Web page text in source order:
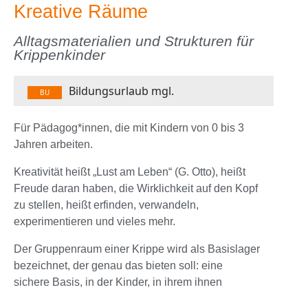
Kreative Räume
Alltagsmaterialien und Strukturen für
Krippenkinder
BU Bildungsurlaub mgl.
Für Pädagog*innen, die mit Kindern von 0 bis 3
Jahren arbeiten.
Kreativität heißt „Lust am Leben“ (G. Otto), heißt
Freude daran haben, die Wirklichkeit auf den Kopf
zu stellen, heißt erfinden, verwandeln,
experimentieren und vieles mehr.
Der Gruppenraum einer Krippe wird als Basislager
bezeichnet, der genau das bieten soll: eine
sichere Basis, in der Kinder, in ihrem ihnen